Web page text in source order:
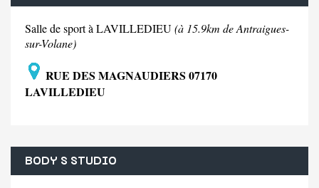
Salle de sport à LAVILLEDIEU(à 15.9km de Antraigues-
sur-Volane)
RUE DES MAGNAUDIERS 07170
LAVILLEDIEU
BODY S STUDIO